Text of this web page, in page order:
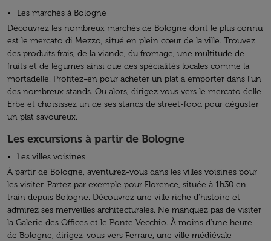
Les marchés à Bologne
Découvrez les nombreux marchés de Bologne dont le plus connu
est le mercato di Mezzo, situé en plein cœur de la ville. Trouvez
des produits frais, de la viande, du fromage, une multitude de
fruits et de légumes ainsi que des spécialités locales comme la
mortadelle. Profitez-en pour acheter un plat à emporter dans l’un
des nombreux stands. Ou alors, dirigez vous vers le mercato delle
Erbe et choisissez un de ses stands de street-food pour déguster
un plat savoureux.
Les excursions à partir de Bologne
Les villes voisines
À partir de Bologne, aventurez-vous dans les villes voisines pour
les visiter. Partez par exemple pour Florence, située à 1h30 en
train depuis Bologne. Découvrez une ville riche d’histoire et
admirez ses merveilles architecturales. Ne manquez pas de visiter
la Galerie des Offices et le Ponte Vecchio. À moins d’une heure
de Bologne, dirigez-vous vers Ferrare, une ville médiévale